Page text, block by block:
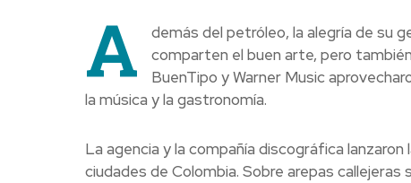
A
demás del petróleo, la alegría de su
comparten el buen arte, pero
BuenTipo y Warner Music
la música y la gastronomía.
La agencia y la compañía discográfica lanzaron
ciudades de Colombia. Sobre arepas